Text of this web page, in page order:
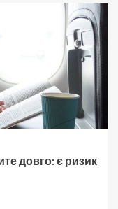
довго: є ризик